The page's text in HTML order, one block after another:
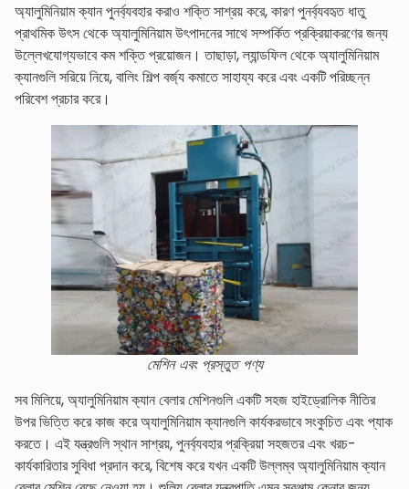
অ্যালুমিনিয়াম ক্যান পুনর্ব্যবহার করাও শক্তি সাশ্রয় করে, কারণ পুনর্ব্যবহৃত ধাতু
প্রাথমিক উৎস থেকে অ্যালুমিনিয়াম উৎপাদনের সাথে সম্পর্কিত প্রক্রিয়াকরণের জন্য
উল্লেখযোগ্যভাবে কম শক্তি প্রয়োজন। তাছাড়া, ল্যান্ডফিল থেকে অ্যালুমিনিয়াম
ক্যানগুলি সরিয়ে নিয়ে, বালিং শিল্প বর্জ্য কমাতে সাহায্য করে এবং একটি পরিচ্ছন্ন
পরিবেশ প্রচার করে।
মেশিন এবং প্রস্তুত পণ্য
সব মিলিয়ে, অ্যালুমিনিয়াম ক্যান বেলার মেশিনগুলি একটি সহজ হাইড্রোলিক নীতির
উপর ভিত্তি করে কাজ করে অ্যালুমিনিয়াম ক্যানগুলি কার্যকরভাবে সংকুচিত এবং প্যাক
করতে। এই যন্ত্রগুলি স্থান সাশ্রয়, পুনর্ব্যবহার প্রক্রিয়া সহজতর এবং খরচ-
কার্যকারিতার সুবিধা প্রদান করে, বিশেষ করে যখন একটি উল্লম্ব অ্যালুমিনিয়াম ক্যান